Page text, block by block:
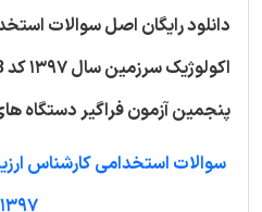
دانلود رایگان اصل سوالات
پنجمین آزمون فراگیر دستگاه
سوالات استخدامی کارشناس